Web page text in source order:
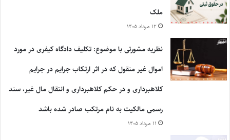
ملک
۱۲ مرداد ۱۴۰۵
نظریه مشورتی با موضوع: تکلیف دادگاه کیفری در مورد
اموال غیر منقول که در اثر ارتکاب جرایم در جرایم
کلاهبرداری و در حکم کلاهبرداری و انتقال مال غیر، سند
رسمی مالکیت به نام مرتکب صادر شده باشد
۱۱ مرداد ۱۴۰۵